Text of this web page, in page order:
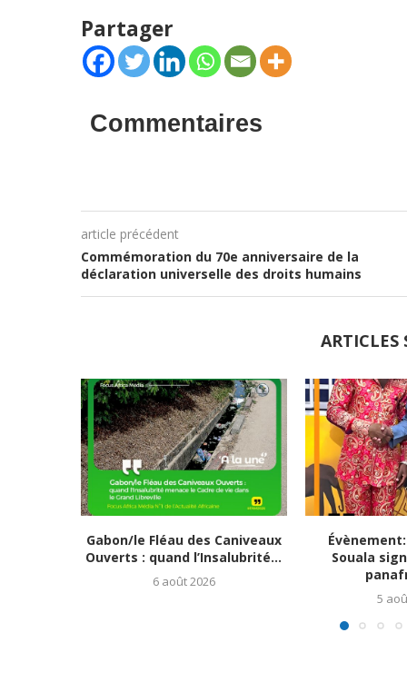
Partager
Commentaires
article précédent
Commémoration du 70e anniversaire de la
déclaration universelle des droits humains
ARTICLES
Gabon/le Fléau des Caniveaux
Ouverts : quand l’Insalubrité...
6 août 2026
Souala
5